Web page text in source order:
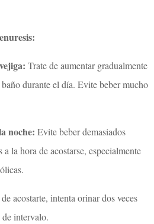
Trate de aumentar gradualmente
durante el día. Evite beber mucho
noche: Evite beber demasiados
la hora de acostarse, especialmente
acostarte, intenta orinar dos veces
intervalo.